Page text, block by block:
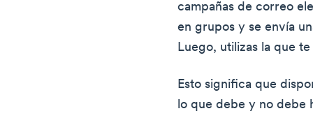
campañas de correo
en grupos y se envía
Luego, utilizas la que
Esto significa que
lo que debe y no debe